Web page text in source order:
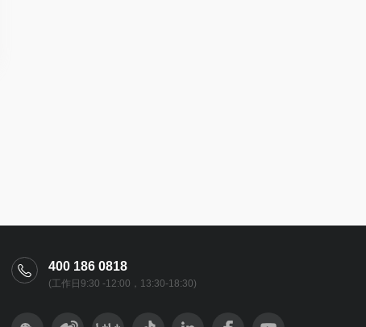
400 186 0818
(工作日9:30 -12:00，13:30-18:30)